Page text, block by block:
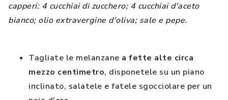
capperi: 4 cucchiai di zucchero; 4 cucchiai d'aceto
bianco; olio extravergine d'oliva; sale e pepe.
Tagliate le melanzane a fette alte circa
mezzo centimetro, disponetele su un piano
inclinato, salatele e fatele sgocciolare per un